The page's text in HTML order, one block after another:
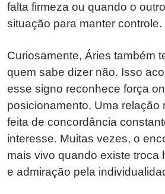
falta firmeza ou quando o
situação para manter controle.
Curiosamente, Áries também
quem sabe dizer não. Isso
esse signo reconhece força
posicionamento. Uma relação
feita de concordância
interesse. Muitas vezes, o
mais vivo quando existe troca
e admiração pela